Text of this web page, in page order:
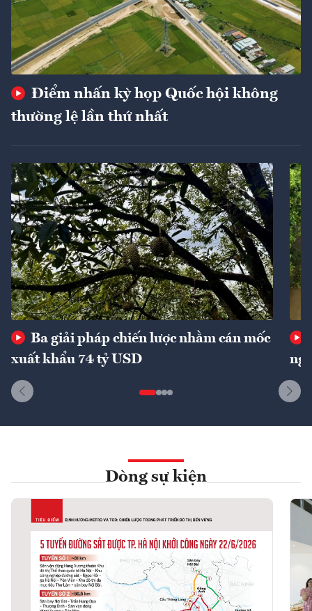
Điểm nhấn kỳ họp Quốc hội không
thường lệ lần thứ nhất
Ba giải pháp chiến lược nhằm cán mốc
xuất khẩu 74 tỷ USD
Dòng sự kiện